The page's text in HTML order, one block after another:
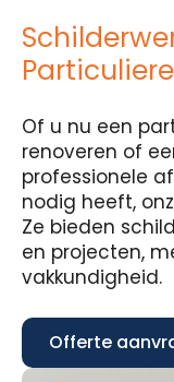
Of u nu een
renoveren of
professionele
nodig heeft,
Ze bieden
en projecten,
vakkundigheid.
Offerte